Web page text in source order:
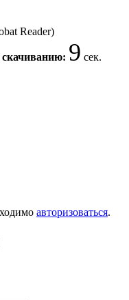
Reader)
скачиванию: 9 сек.
авторизоваться.